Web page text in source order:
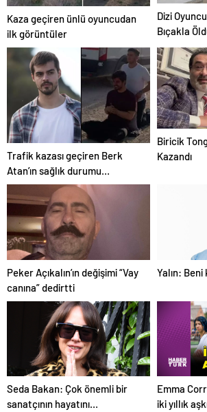
Kaza geçiren ünlü oyuncudan
ilk görüntüler
Dizi
Bıçakla
Trafik kazası geçiren Berk
Atan’ın sağlık durumu
hakkında yeni haber
Biricik
Kazandı
Peker Açıkalın’ın değişimi “Vay
canına” dedirtti
Yalın: Beni
Seda Bakan: Çok önemli bir
sanatçının hayatını
Emma
iki yıllık